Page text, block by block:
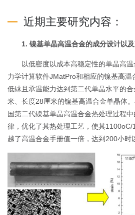
近期主要研究内容：
1. 镍基单晶高温合金的成分设计以
以低密度以成本高稳定性的单晶高
力学计算软件JMatPro和相应的镍基高温
低铼且承温能力达到第二代单晶水平的
米、长度28厘米的镍基高温合金单晶体
国第二代镍基单晶高温合金热处理过程
律，优化了其热处理工艺，使其
越了高温合金手册值一倍，达到200小时